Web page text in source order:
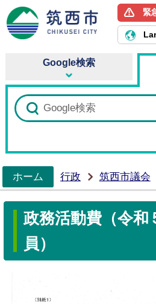
緊
Google検索
ホーム
行政 筑西市議会
政務活動費（令
員）